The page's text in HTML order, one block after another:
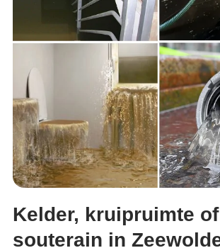
Kelder, kruipruimte of
souterain in